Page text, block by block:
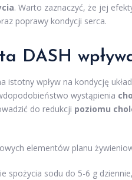
. Warto zaznaczyć, że jej
poprawy kondycji serca.
DASH
istotny wpływ na kondycję
wystąpienia
do redukcji poziomu
elementów planu
spożycia sodu do 5-6 g dziennie,